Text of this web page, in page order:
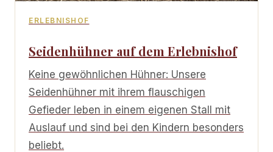
ERLEBNISHOF
Seidenhühner auf dem Erlebnishof
Keine gewöhnlichen Hühner: Unsere
Seidenhühner mit ihrem flauschigen
Gefieder leben in einem eigenen Stall mit
Auslauf und sind bei den Kindern besonders
beliebt.